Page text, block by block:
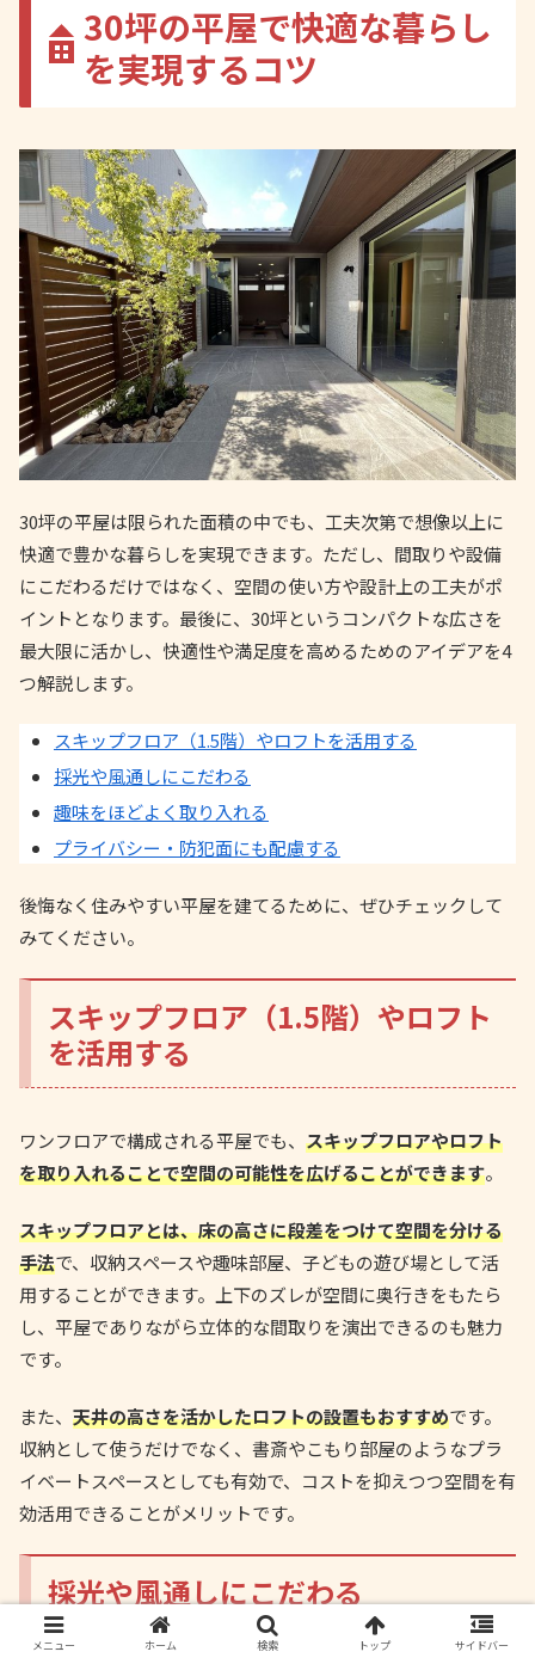
30坪の平屋で快適な暮らし
を実現するコツ
30坪の平屋は限られた面積の中でも、工夫次第で想像以上に
快適で豊かな暮らしを実現できます。ただし、間取りや設備
にこだわるだけではなく、空間の使い方や設計上の工夫がポ
イントとなります。最後に、30坪というコンパクトな広さを
最大限に活かし、快適性や満足度を高めるためのアイデアを4
つ解説します。
スキップフロア（1.5階）やロフトを活用する
採光や風通しにこだわる
趣味をほどよく取り入れる
プライバシー・防犯面にも配慮する
後悔なく住みやすい平屋を建てるために、ぜひチェックして
みてください。
スキップフロア（1.5階）やロフト
を活用する
ワンフロアで構成される平屋でも、 スキップフロアやロフト
を取り入れることで空間の可能性を広げることができます。
スキップフロアとは、床の高さに段差をつけて空間を分ける
手法で、収納スペースや趣味部屋、子どもの遊び場として活
用することができます。上下のズレが空間に奥行きをもたら
し、平屋でありながら立体的な間取りを演出できるのも魅力
です。
また、 天井の高さを活かしたロフトの設置もおすすめです。
収納として使うだけでなく、書斎やこもり部屋のようなプラ
イベートスペースとしても有効で、コストを抑えつつ空間を有
効活用できることがメリットです。
採光や風通しにこだわる
メニュー ホーム 検索 トップ サイドバー